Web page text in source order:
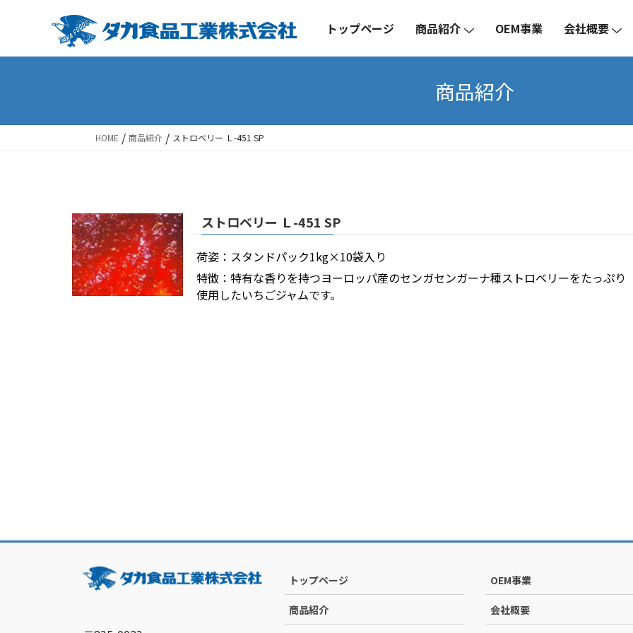
content
Navigation
トップページ 商品紹介 OEM事業 会社概要
商品紹介
HOME / 商品紹介 / ストロベリー Ｌ-451 SP
ストロベリー Ｌ-451 SP
荷姿：スタンドパック1kg×10袋入り
特徴：特有な香りを持つヨーロッパ産のセンガセンガーナ種ストロベリーをたっぷり
使用したいちごジャムです。
トップページ
商品紹介
OEM事業
会社概要